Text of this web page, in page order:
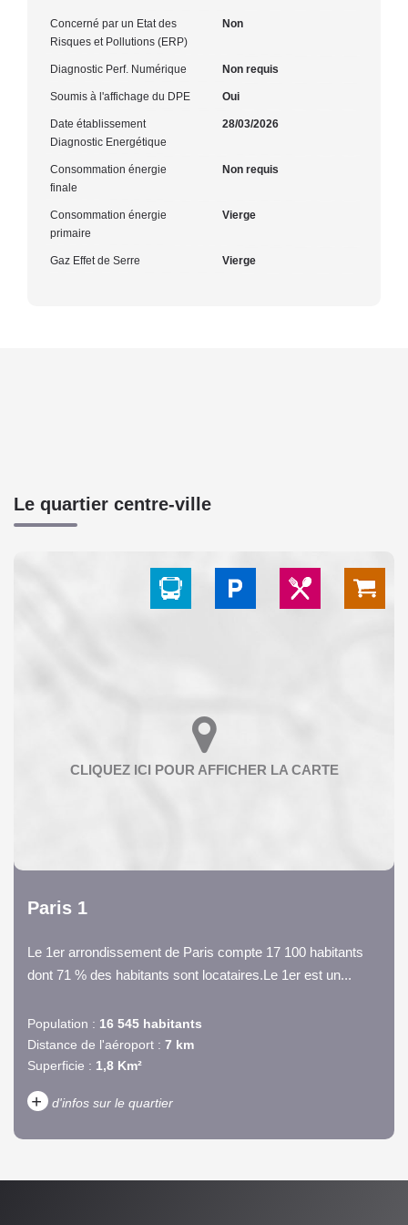
Concerné par un Etat des
Risques et Pollutions (ERP)
Non
Diagnostic Perf. Numérique Non requis
Soumis à l'affichage du DPE Oui
Date établissement
Diagnostic Energétique
28/03/2026
Consommation énergie
finale
Non requis
Consommation énergie
primaire
Vierge
Gaz Effet de Serre Vierge
Le quartier centre-ville
Paris 1
Le 1er arrondissement de Paris compte 17 100 habitants
dont 71 % des habitants sont locataires.Le 1er est un...
Population : 16 545 habitants
Distance de l'aéroport : 7 km
Superficie : 1,8 Km²
+ d'infos sur le quartier